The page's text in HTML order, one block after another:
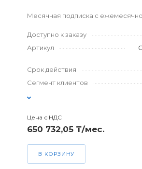
Месячная подписка с
Доступно к заказу
Артикул
Срок действия
Сегмент клиентов
Цена с НДС
650 732,05 ₸/мес.
В КОРЗИНУ